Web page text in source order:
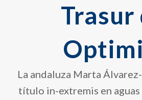
Trasur
La andaluza Marta
título in-extremis en